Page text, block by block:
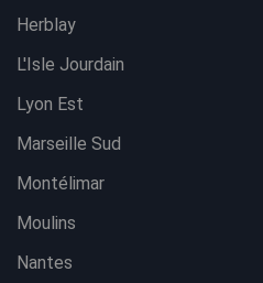
Herblay
L'Isle Jourdain
Lyon Est
Marseille Sud
Montélimar
Moulins
Nantes